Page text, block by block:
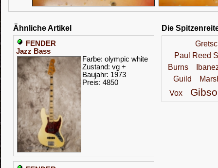
Ähnliche Artikel
FENDER
Jazz Bass
Farbe: olympic white
Zustand: vg +
Baujahr: 1973
Preis: 4850
Die
Paul Reed
Burns
Guild
Vox